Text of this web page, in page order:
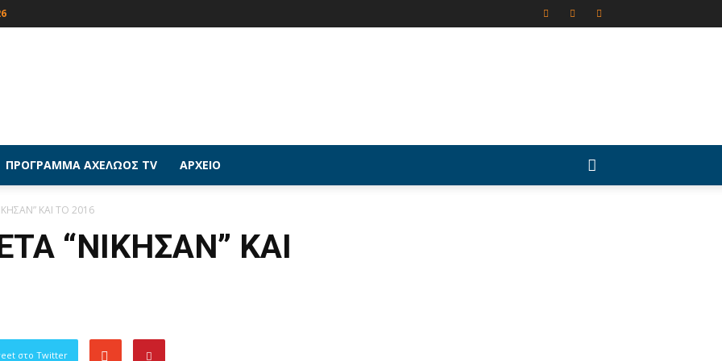
ΠΡΟΓΡΑΜΜΑ ΑΧΕΛΩΟΣ TV ΑΡΧΕΙΟ
ΚΑΙ ΤΟ 2016
“ΝΙΚΗΣΑΝ” ΚΑΙ
στο Twitter